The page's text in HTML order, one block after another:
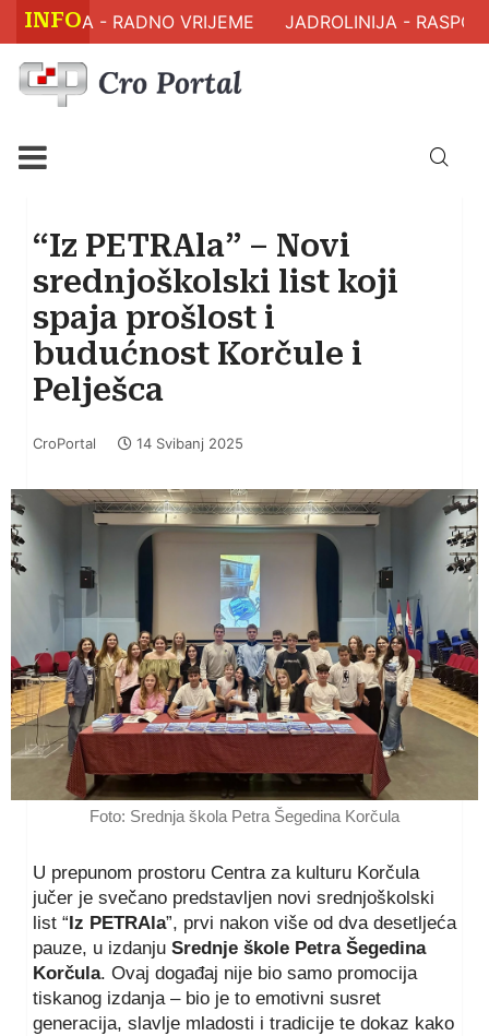
INFO- RADNO VRIJEME JADROLINIJA -
“Iz PETRAla” – Novi
srednjoškolski list koji
spaja prošlost i
budućnost Korčule i
Pelješca
CroPortal 14 Svibanj 2025
Foto: Srednja škola Petra Šegedina Korčula
U prepunom prostoru Centra za kulturu Korčula
jučer je svečano predstavljen novi srednjoškolski
list “Iz PETRAla”, prvi nakon više od dva desetljeća
pauze, u izdanju Srednje škole Petra Šegedina
Korčula. Ovaj događaj nije bio samo promocija
tiskanog izdanja – bio je to emotivni susret
generacija, slavlje mladosti i tradicije te dokaz kako